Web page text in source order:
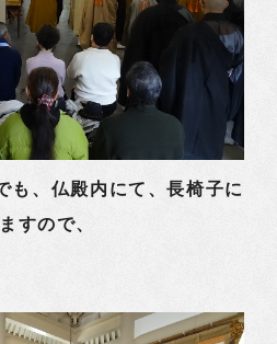
、仏殿内にて、長椅子に
すので、